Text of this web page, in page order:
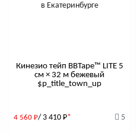
Кинезио тейп BBTape™ LITE 5
см × 32 м бежевый
$р_title_town_up
4 560 Р/ 3 410 Р* 5